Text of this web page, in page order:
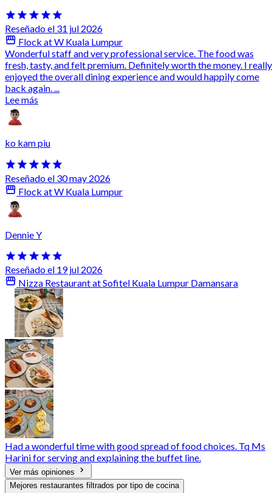
Reseñado el 31 jul 2026
Flock at W Kuala Lumpur
Wonderful staff and very professional service. The food was
fresh, tasty, and felt premium. Definitely worth the money. I really
enjoyed the overall dining experience and would happily come
back again. ...
Lee más
ko kam piu
Reseñado el 30 may 2026
Flock at W Kuala Lumpur
Dennie Y
Reseñado el 19 jul 2026
Nizza Restaurant at Sofitel Kuala Lumpur Damansara
Had a wonderful time with good spread of food choices. Tq Ms
Harini for serving and explaining the buffet line.
Ver más opiniones
Mejores restaurantes filtrados por tipo de cocina